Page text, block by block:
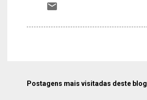
Postagens mais visitadas deste blog